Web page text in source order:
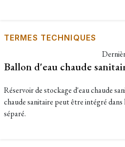
TERMES TECHNIQUES
Ballon d'eau chaude
Réservoir de stockage d'eau chaude
chaude sanitaire peut être intégré dans
séparé.